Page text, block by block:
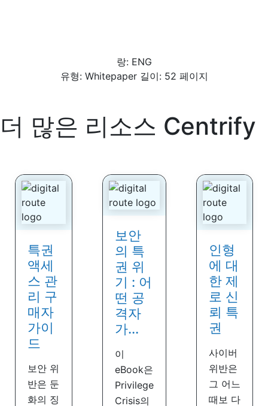
랑: ENG
유형: Whitepaper 길이: 52 페이지
더 많은 리소스 Centrify
특권
액세
스 관
리 구
매자
가이
드
보안 위
반은 둔
화의 징
보안
의 특
권 위
기 : 어
떤 공
격자
가...
이
eBook은
Privilege
Crisis의
인형
에 대
한 제
로 신
뢰 특
권
사이버
위반은
그 어느
때보 다